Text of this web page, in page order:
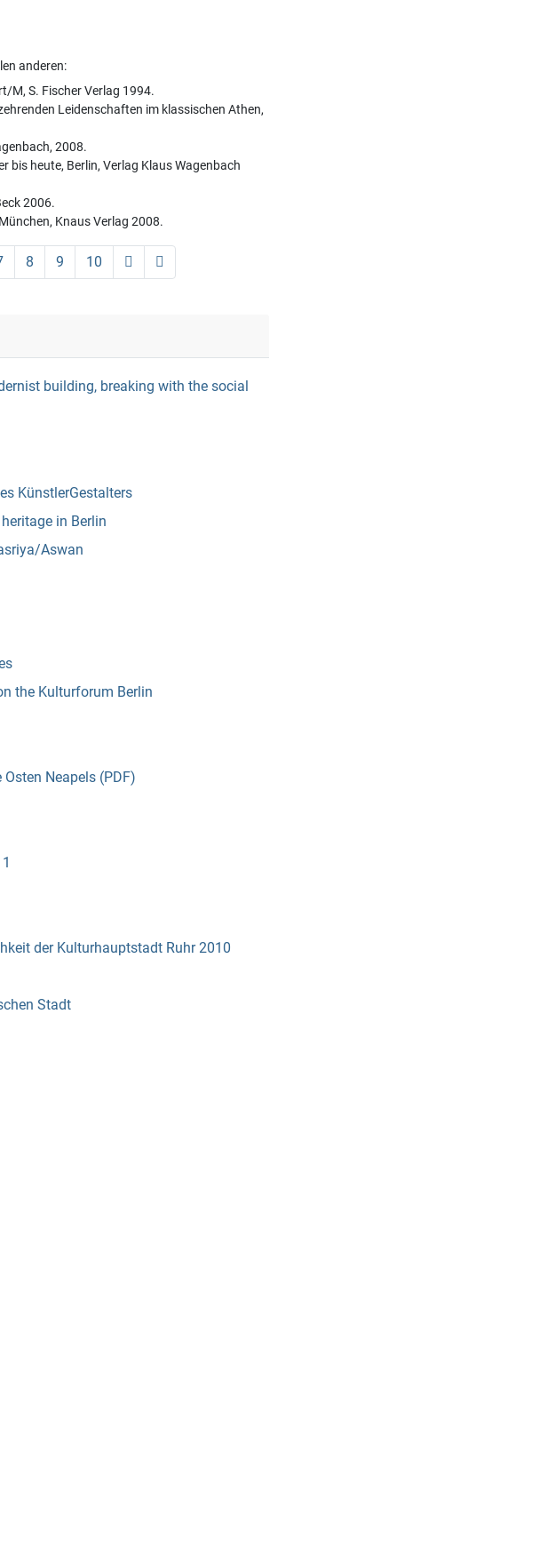
anderen:
M, S. Fischer Verlag 1994.
Leidenschaften im klassischen Athen,
2008.
bis heute, Berlin, Verlag Klaus Wagenbach
2006.
Knaus Verlag 2008.
8 9 10
building, breaking with the social
KünstlerGestalters
in Berlin
Aswan
the Kulturforum Berlin
Neapels (PDF)
der Kulturhauptstadt Ruhr 2010
Stadt